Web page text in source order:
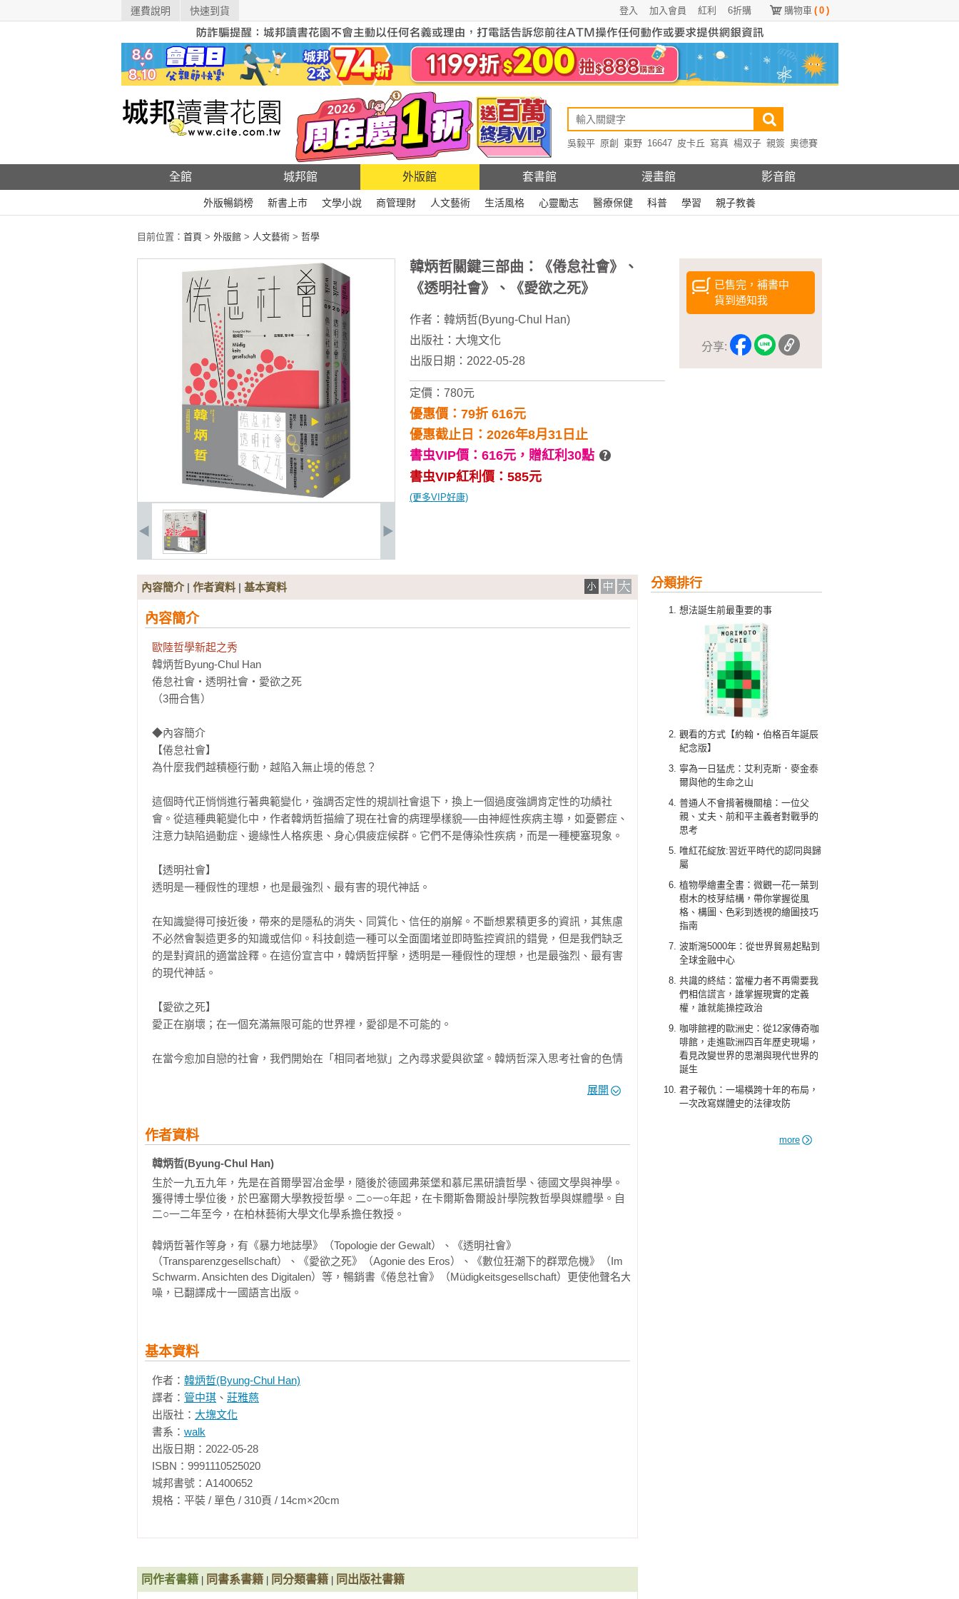
運費說明 快速到貨 購物車 ( 0 )
6折購
紅利
加入會員
登入
吳毅平 原創 東野 16647 皮卡丘 寫真 楊双子 親簽 奧德賽
全館 城邦館 外版館 套書館 漫畫館 影音館
外版暢銷榜 新書上市 文學小說 商管理財 人文藝術 生活風格 心靈勵志 醫療保健 科普 學習 親子教養
目前位置： 首頁 > 外版館 > 人文藝術 > 哲學
已售完，補書中
貨到通知我
分享:
韓炳哲關鍵三部曲：《倦怠社會》、
《透明社會》、《愛欲之死》
作者： 韓炳哲(Byung-Chul Han)
出版社： 大塊文化
出版日期：2022-05-28
定價：780元
優惠價：79折 616元
優惠截止日：2026年8月31日止
書虫VIP價：616元， 贈紅利30點
書虫VIP紅利價：585元
(更多VIP好康)
分類排行
想法誕生前最重要的事
觀看的方式【約翰‧伯格百年誕辰
紀念版】
寧為一日猛虎：艾利克斯．麥金泰
爾與他的生命之山
普通人不會揹著機關槍：一位父
親、丈夫、前和平主義者對戰爭的
思考
唯紅花綻放:習近平時代的認同與歸
屬
植物學繪畫全書：微觀一花一葉到
樹木的枝芽結構，帶你掌握從風
格、構圖、色彩到透視的繪圖技巧
指南
波斯灣5000年：從世界貿易起點到
全球金融中心
共識的終結：當權力者不再需要我
們相信謊言，誰掌握現實的定義
權，誰就能操控政治
咖啡館裡的歐洲史：從12家傳奇咖
啡館，走進歐洲四百年歷史現場，
看見改變世界的思潮與現代世界的
誕生
君子報仇：一場橫跨十年的布局，
一次改寫媒體史的法律攻防
more
內容簡介| 作者資料 | 基本資料
內容簡介
歐陸哲學新起之秀
韓炳哲Byung-Chul Han
倦怠社會‧透明社會‧愛欲之死
（3冊合售）
◆內容簡介
【倦怠社會】
為什麼我們越積極行動，越陷入無止境的倦怠？
這個時代正悄悄進行著典範變化，強調否定性的規訓社會退下，換上一個過度強調肯定性的功績社
會。從這種典範變化中，作者韓炳哲描繪了現在社會的病理學樣貌──由神經性疾病主導，如憂鬱症、
注意力缺陷過動症、邊緣性人格疾患、身心俱疲症候群。它們不是傳染性疾病，而是一種梗塞現象。
【透明社會】
透明是一種假性的理想，也是最強烈、最有害的現代神話。
在知識變得可接近後，帶來的是隱私的消失、同質化、信任的崩解。不斷想累積更多的資訊，其焦慮
不必然會製造更多的知識或信仰。科技創造一種可以全面圍堵並即時監控資訊的錯覺，但是我們缺乏
的是對資訊的適當詮釋。在這份宣言中，韓炳哲抨擊，透明是一種假性的理想，也是最強烈、最有害
的現代神話。
【愛欲之死】
愛正在崩壞；在一個充滿無限可能的世界裡，愛卻是不可能的。
在當今愈加自戀的社會，我們開始在「相同者地獄」之內尋求愛與欲望。韓炳哲深入思考社會的色情
展開
作者資料
韓炳哲(Byung-Chul Han)
生於一九五九年，先是在首爾學習冶金學，隨後於德國弗萊堡和慕尼黑研讀哲學、德國文學與神學。
獲得博士學位後，於巴塞爾大學教授哲學。二○一○年起，在卡爾斯魯爾設計學院教哲學與媒體學。自
二○一二年至今，在柏林藝術大學文化學系擔任教授。
韓炳哲著作等身，有《暴力地誌學》（Topologie der Gewalt）、《透明社會》
（Transparenzgesellschaft）、《愛欲之死》（Agonie des Eros）、《數位狂潮下的群眾危機》（Im
Schwarm. Ansichten des Digitalen）等，暢銷書《倦怠社會》（Müdigkeitsgesellschaft）更使他聲名大
基本資料
作者： 韓炳哲(Byung-Chul Han)
譯者： 管中琪 、 莊雅慈
出版社： 大塊文化
書系： walk
出版日期：2022-05-28
ISBN：9991110525020
城邦書號：A1400652
規格：平裝 / 單色 / 310頁 / 14cm×20cm
同作者書籍 同書系書籍 同分類書籍 同出版社書籍